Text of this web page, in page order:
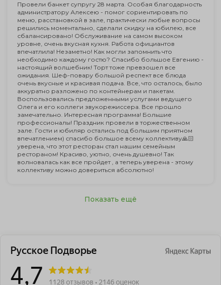
Провели банкет супругу 28 марта. Особая благодарность
администратору Алексею - помог сориентировать по
меню, расстановкой в зале, практически любые вопросы
решились моментально, сделали скидку на юбилею, все
сбалансировано! Обслуживание на самом высоком
уровне, очень вкусная кухня. Работа официантов
впечатлила! Незаметно! Как могли запомнить что
необходимо каждому гостю? Спасибо большое Евгению -
настоящий волшебник! Торт тоже превзошел все
ожидания. Шеф-повару большой респект все блюда
очень вкусные и красивая подача. Все, что осталось, было
аккуратно разложено по контейнерам и пакетам.
Воспользовались предложенными услугами ведущего
Олега и его коллеги звукорежиссера. Все прошло
замечательно. Интересная программа! Большие
профессионалы! Праздник провели в торжественном
зале. Гости и юбиляр остались под большим приятном
впечатлением) спасибо большое всему коллективу🙏🏻
уверена, что этот ресторан стал нашим семейным
рестораном! Красиво, уютно, очень душевно! Так
волновалась как все пройдет , а теперь уверена - этому
коллективу можно довериться абсолютно!
Показать ещё